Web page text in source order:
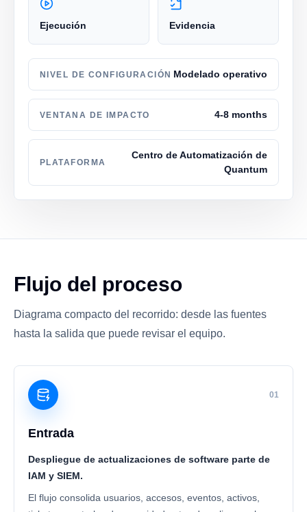
Ejecución Evidencia
NIVEL DE CONFIGURACIÓN Modelado operativo
VENTANA DE IMPACTO 4-8 months
PLATAFORMA
Centro de Automatización de
Quantum
Flujo del proceso
Diagrama compacto del recorrido: desde las fuentes
hasta la salida que puede revisar el equipo.
01
Entrada
Despliegue de actualizaciones de software parte de
IAM y SIEM.
El flujo consolida usuarios, accesos, eventos, activos,